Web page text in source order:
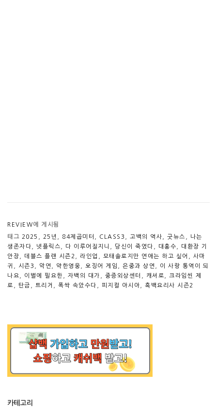
REVIEW에 게시됨
태그 2025 25년 84제곱미터 CLASS3 고백의 역사 굿뉴스
나는
생존자다
넷플릭스 다 이루어질지니 당신이 죽였다 대홍수
대환장 기
안장
데블스 플랜 시즌2 라인업 모태솔로지만 연애는 하고 싶어
사마
귀
시즌3 악연 약한영웅 오징어 게임 은중과 상연
이 사랑 통역이 되
나요
이별에 필요한 자백의 대가 중증외상센터 캐셔로
크라임씬 제
로
탄금 트리거 폭싹 속았수다 피지컬 아시아 흑백요리사 시즌2
카테고리